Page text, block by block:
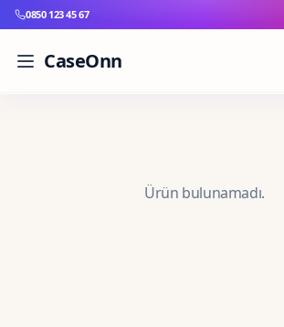
0850 123 45 67
CaseOnn
Ürün bulunamadı.